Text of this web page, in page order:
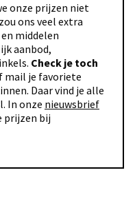
onze prijzen niet
ons veel extra
middelen
aanbod,
Check je toch
mail je favoriete
Daar vind je alle
In onze nieuwsbrief
prijzen bij